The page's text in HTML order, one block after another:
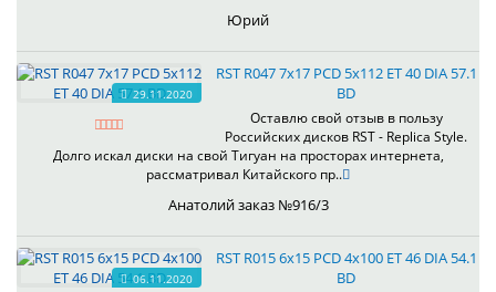
Юрий
29.11.2020
RST R047 7x17 PCD 5x112 ET 40 DIA 57.1
BD
Оставлю свой отзыв в пользу
Российских дисков RST - Replica Style.
Долго искал диски на свой Тигуан на просторах интернета,
рассматривал Китайского пр..
Анатолий заказ №916/3
06.11.2020
RST R015 6x15 PCD 4x100 ET 46 DIA 54.1
BD